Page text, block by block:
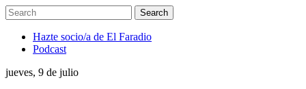
Hazte socio/a de El Faradio
Podcast
jueves, 9 de julio